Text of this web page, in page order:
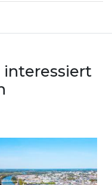
interessiert